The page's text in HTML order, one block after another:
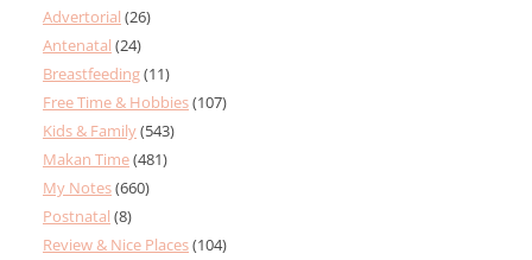
Advertorial (26)
Antenatal (24)
Breastfeeding(11)
Free Time & Hobbies(107)
Kids & Family(543)
Makan Time(481)
My Notes(660)
Postnatal (8)
Review & Nice Places(104)